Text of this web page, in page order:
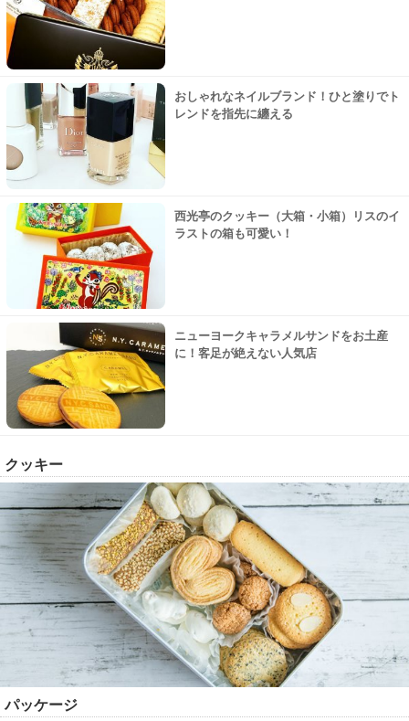
おしゃれなネイルブランド！ひと塗りでト
レンドを指先に纏える
西光亭のクッキー（大箱・小箱）リスのイ
ラストの箱も可愛い！
ニューヨークキャラメルサンドをお土産
に！客足が絶えない人気店
クッキー
パッケージ